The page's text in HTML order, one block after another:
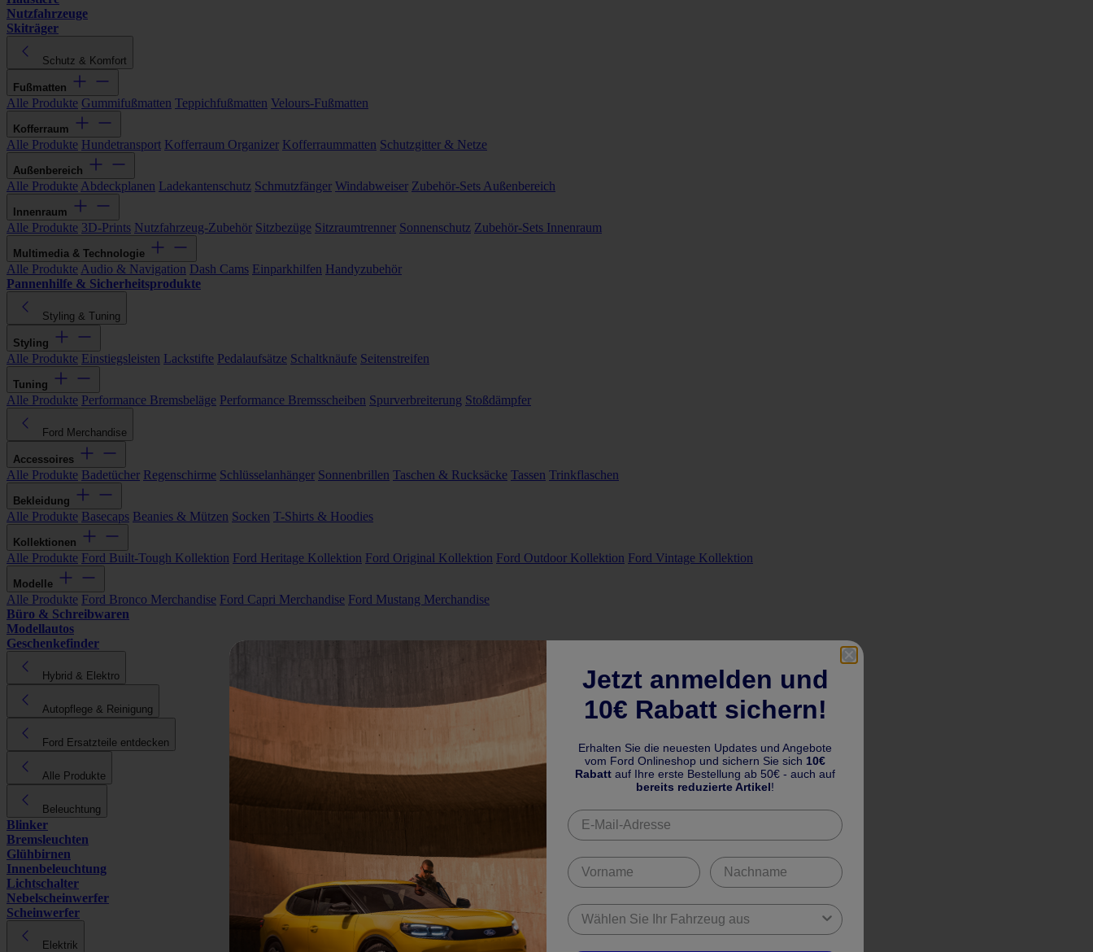
Nutzfahrzeuge
Skiträger
Schutz & Komfort
Fußmatten
Alle Produkte Gummifußmatten Teppichfußmatten Velours-Fußmatten
Kofferraum
Alle Produkte Hundetransport Kofferraum Organizer Kofferraummatten Schutzgitter & Netze
Außenbereich
Alle Produkte Abdeckplanen Ladekantenschutz Schmutzfänger Windabweiser Zubehör-Sets Außenbereich
Innenraum
Alle Produkte 3D-Prints Nutzfahrzeug-Zubehör Sitzbezüge Sitzraumtrenner Sonnenschutz Zubehör-Sets Innenraum
Multimedia & Technologie
Alle Produkte Audio & Navigation Dash Cams Einparkhilfen Handyzubehör
Pannenhilfe & Sicherheitsprodukte
Styling & Tuning
Styling
Alle Produkte Einstiegsleisten Lackstifte Pedalaufsätze Schaltknäufe Seitenstreifen
Tuning
Alle Produkte Performance Bremsbeläge Performance Bremsscheiben Spurverbreiterung Stoßdämpfer
Ford Merchandise
Accessoires
Alle Produkte Badetücher Regenschirme Schlüsselanhänger Sonnenbrillen Taschen & Rucksäcke Tassen Trinkflaschen
Bekleidung
Alle Produkte Basecaps Beanies & Mützen Socken T-Shirts & Hoodies
Kollektionen
Alle Produkte Ford Built-Tough Kollektion Ford Heritage Kollektion Ford Original Kollektion Ford Outdoor Kollektion Ford Vintage Kollektion
Modelle
Alle Produkte Ford Bronco Merchandise Ford Capri Merchandise Ford Mustang Merchandise
Büro & Schreibwaren
Modellautos
Geschenkefinder
Hybrid & Elektro
Autopflege & Reinigung
Ford Ersatzteile entdecken
Alle Produkte
Beleuchtung
Blinker
Bremsleuchten
Glühbirnen
Innenbeleuchtung
Lichtschalter
Nebelscheinwerfer
Scheinwerfer
Elektrik
Jetzt anmelden und
10€ Rabatt sichern!
Erhalten Sie die neuesten Updates und Angebote
vom Ford Onlineshop und sichern Sie sich 10€
Rabatt auf Ihre erste Bestellung ab 50€ - auch auf
bereits reduzierte Artikel!